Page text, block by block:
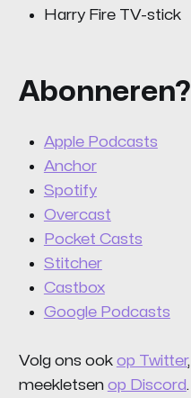
Harry Fire TV-stick
Apple Podcasts
Anchor
Spotify
Overcast
Pocket Casts
Stitcher
Castbox
Google Podcasts
Volg ons ook op Twitter
meekletsen op Discord